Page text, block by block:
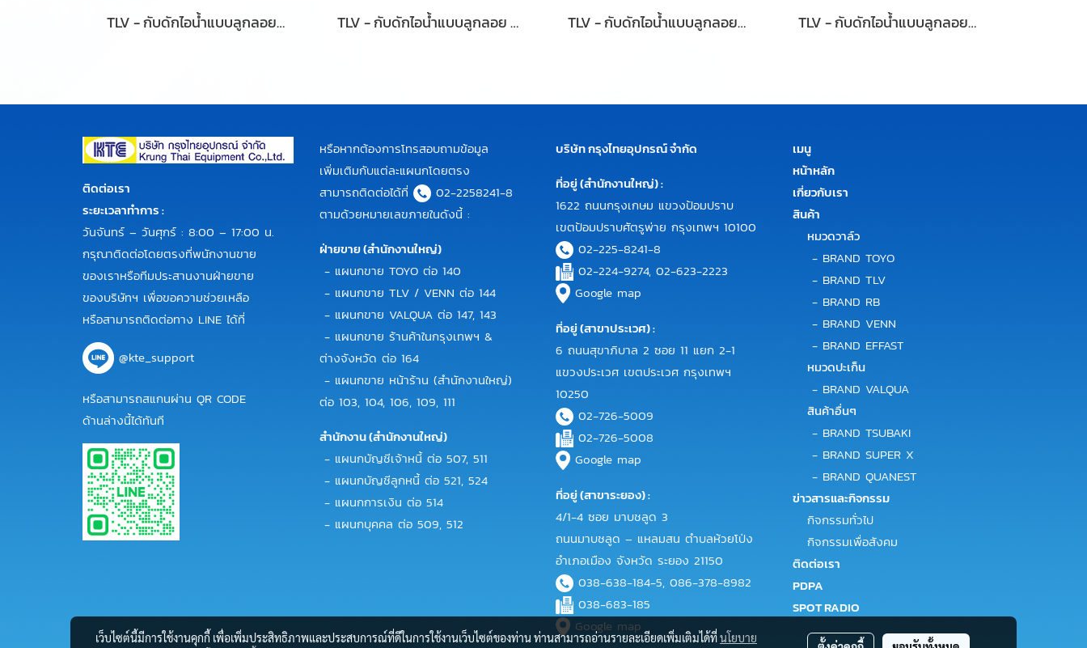
TLV - กับดักไอน้ำแบบลูกลอยอิสระขนาดใหญ่ รุ่น JH7.5R-X / JH7.5R-B TLV - กับดักไอน้ำแบบลูกลอย รุ่น: JL14-X, JLH14-X TLV - กับดักไอน้ำแบบลูกลอยอิสระขนาดเล็กถึงปานกลาง รุ่น JH5RL-X, JH5RL-B, JH5RH-B TLV - กับดักไอน้ำแบบลูกลอยอิสระ รุ่น JH7RL-X, JH7RL-B และ JH7RM-B
ติดต่อเรา
ระยะเวลาทำการ :
วันจันทร์ – วันศุกร์ : 8:00 – 17:00 น.
กรุณาติดต่อโดยตรงที่พนักงานขาย
ของเราหรือทีมประสานงานฝ่ายขาย
ของบริษัทฯ เพื่อขอความช่วยเหลือ
หรือสามารถติดต่อทาง LINE ได้ที่
@kte_support
หรือสามารถสแกนผ่าน QR CODE
ด้านล่างนี้ได้ทันที
หรือหากต้องการโทรสอบถามข้อมูล
เพิ่มเติมกับแต่ละแผนกโดยตรง
สามารถติดต่อได้ที่
02-2258241-8
ตามด้วยหมายเลขภายในดังนี้ :
ฝ่ายขาย (สำนักงานใหญ่)
- แผนกขาย TOYO ต่อ 140
- แผนกขาย TLV / VENN ต่อ 144
- แผนกขาย VALQUA ต่อ 147, 143
- แผนกขาย ร้านค้าในกรุงเทพฯ &
ต่างจังหวัด ต่อ 164
- แผนกขาย หน้าร้าน (สำนักงานใหญ่)
ต่อ 103, 104, 106, 109, 111
สำนักงาน (สำนักงานใหญ่)
- แผนกบัญชีเจ้าหนี้ ต่อ 507, 511
- แผนกบัญชีลูกหนี้ ต่อ 521, 524
- แผนกการเงิน ต่อ 514
- แผนกบุคคล ต่อ 509, 512
บริษัท กรุงไทยอุปกรณ์ จำกัด
ที่อยู่ (สำนักงานใหญ่) :
1622 ถนนกรุงเกษม แขวงป้อมปราบ
เขตป้อมปราบศัตรูพ่าย กรุงเทพฯ 10100
02-225-8241-8
02-224-9274, 02-623-2223
Google map
ที่อยู่ (สาขาประเวศ) :
6 ถนนสุขาภิบาล 2 ซอย 11 แยก 2-1
แขวงประเวศ เขตประเวศ กรุงเทพฯ
10250
02-726-5009
02-726-5008
Google map
ที่อยู่ (สาขาระยอง) :
4/1-4 ซอย มาบชลูด 3
ถนนมาบชลูด – แหลมสน ตำบลห้วยโป่ง
อำเภอเมือง จังหวัด ระยอง 21150
038-638-184-5, 086-378-8982
038-683-185
Google map
เมนู
หน้าหลัก
เกี่ยวกับเรา
สินค้า
หมวดวาล์ว
- BRAND TOYO
- BRAND TLV
- BRAND RB
- BRAND VENN
- BRAND EFFAST
หมวดปะเก็น
- BRAND VALQUA
สินค้าอื่นๆ
- BRAND TSUBAKI
- BRAND SUPER X
- BRAND QUANEST
ข่าวสารและกิจกรรม
กิจกรรมทั่วไป
กิจกรรมเพื่อสังคม
ติดต่อเรา
PDPA
SPOT RADIO
เว็บไซต์นี้มีการใช้งานคุกกี้ เพื่อเพิ่มประสิทธิภาพและประสบการณ์ที่ดีในการใช้งานเว็บไซต์ของท่าน ท่านสามารถอ่านรายละเอียดเพิ่มเติมได้ที่นโยบาย